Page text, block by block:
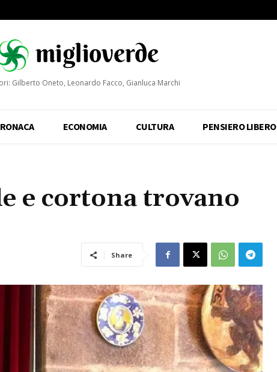
Gilberto Oneto, Leonardo Facco, Gianluca Marchi
ECONOMIA CULTURA PENSIERO LIBERO
e cortona trovano
Share